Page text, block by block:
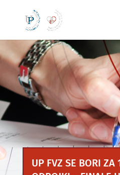
vsebino
UP FVZ SE BORI ZA